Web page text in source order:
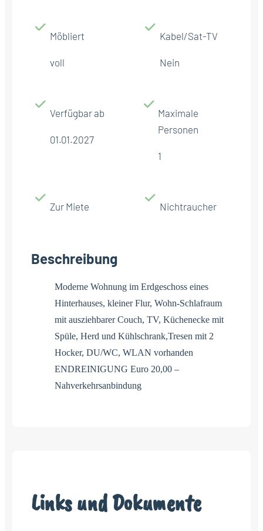
Möbliert
voll
Kabel/Sat-TV
Nein
Verfügbar ab
01.01.2027
Maximale
Personen
1
Zur Miete Nichtraucher
Beschreibung
Moderne Wohnung im Erdgeschoss eines
Hinterhauses, kleiner Flur, Wohn-Schlafraum
mit ausziehbarer Couch, TV, Küchenecke mit
Spüle, Herd und Kühlschrank,Tresen mit 2
Hocker, DU/WC, WLAN vorhanden
ENDREINIGUNG Euro 20,00 –
Nahverkehrsanbindung
Links und Dokumente